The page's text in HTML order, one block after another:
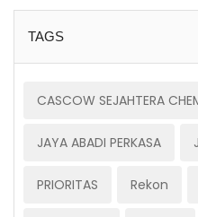
TAGS
CASCOW SEJAHTERA
JAYA ABADI PERKASA
PRIORITAS Rekon